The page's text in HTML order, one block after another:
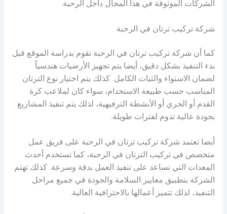
الشركات الموثوقة في هذا المجال داخل الرحبة.
شركة تركيب ترتان في الرحبة
كما أن شركة تركيب ترتان في الرحبة تقوم بدراسة الموقع قبل
بدء التنفيذ بشكل دقيق، أيضا يتم تجهيز الأرضيات هندسياً
لضمان الاستواء والثبات الكامل. كذلك يتم اختيار نوع الترتان
المناسب حسب طبيعة الاستخدام، سواء كان لملاعب كرة
القدم أو الجري أو الأنشطة الترفيهية، لذلك يتم تنفيذ المشاريع
بجودة عالية تدوم لفترات طويلة.
أيضا تعتمد شركة تركيب ترتان في الرحبة على فريق عمل
متخصص في تركيب الترتان في الرحبة، كما تستخدم أحدث
المعدات التي تساعد على تنفيذ العمل بدقة وسرعة. كذلك تهتم
الشركة بتطبيق معايير السلامة والجودة في جميع مراحل
التنفيذ، لذلك تتميز أعمالها بالاحترافية العالية.